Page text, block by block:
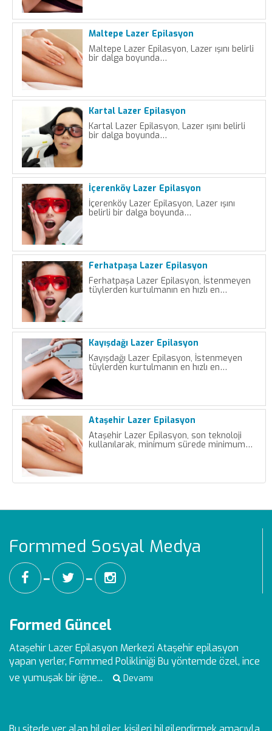
Maltepe Lazer Epilasyon
Maltepe Lazer Epilasyon, Lazer ışını belirli
bir dalga boyunda…
Kartal Lazer Epilasyon
Kartal Lazer Epilasyon, Lazer ışını belirli
bir dalga boyunda…
İçerenköy Lazer Epilasyon
İçerenköy Lazer Epilasyon, Lazer ışını
belirli bir dalga boyunda…
Ferhatpaşa Lazer Epilasyon
Ferhatpaşa Lazer Epilasyon, İstenmeyen
tüylerden kurtulmanın en hızlı en…
Kayışdağı Lazer Epilasyon
Kayışdağı Lazer Epilasyon, İstenmeyen
tüylerden kurtulmanın en hızlı en…
Ataşehir Lazer Epilasyon
Ataşehir Lazer Epilasyon, son teknoloji
kullanılarak, minimum sürede minimum…
Formmed Sosyal Medya
━ ━
Formed Güncel
Ataşehir Lazer Epilasyon Merkezi Ataşehir epilasyon
yapan yerler, Formmed Polikliniği Bu yöntemde özel, ince
ve yumuşak bir iğne...
Devamı